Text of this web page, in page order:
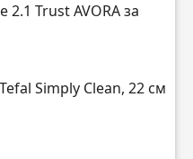
Trust AVORA за
Simply Clean, 22 см